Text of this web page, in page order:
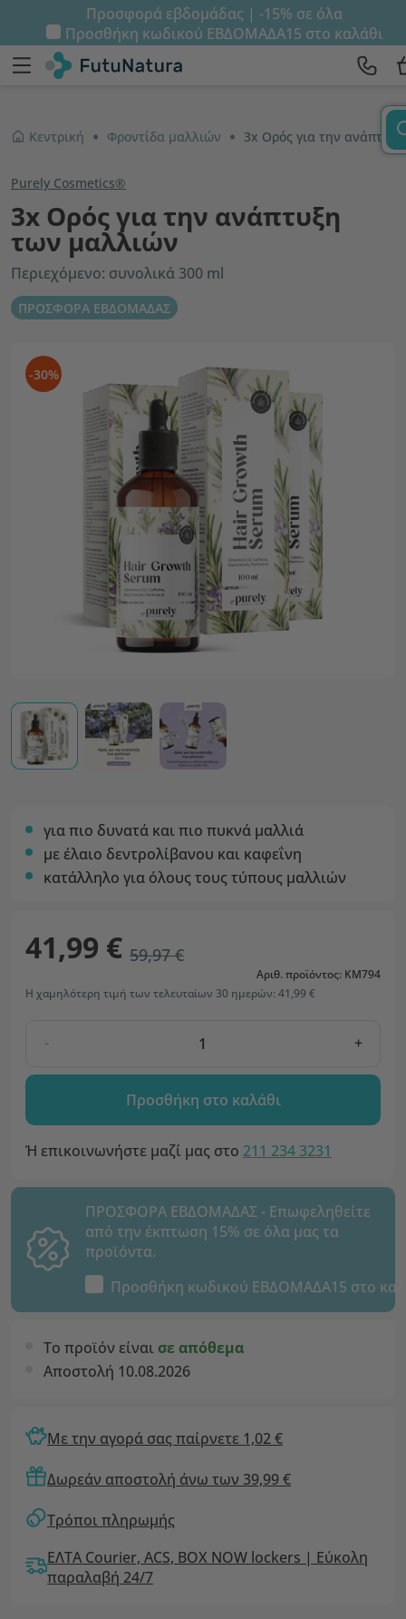
Προσφορά εβδομάδας | -15% σε όλα
Προσθήκη κωδικού ΕΒΔΟΜΑΔΑ15 στο καλάθι
Κεντρική Φροντίδα μαλλιών
Purely Cosmetics®
3x Ορός για την ανάπτυξη
των μαλλιών
Περιεχόμενο: συνολικά 300 ml
ΠΡΟΣΦΟΡΑ ΕΒΔΟΜΑΔΑΣ
-30%
για πιο δυνατά και πιο πυκνά μαλλιά
με έλαιο δεντρολίβανου και καφεΐνη
κατάλληλο για όλους τους τύπους μαλλιών
41,99 € 59,97 €
Αριθ. προϊόντος: KM794
Η χαμηλότερη τιμή των τελευταίων 30 ημερών: 41,99 €
- +
Προσθήκη στο καλάθι
Ή επικοινωνήστε μαζί μας στο 211 234 3231
ΠΡΟΣΦΟΡΑ ΕΒΔΟΜΑΔΑΣ - Επωφεληθείτε
από την έκπτωση 15% σε όλα μας τα
προϊόντα.
Προσθήκη κωδικού ΕΒΔΟΜΑΔΑ15 στο
Το προϊόν είναι σε απόθεμα
Αποστολή 10.08.2026
Με την αγορά σας παίρνετε 1,02 €
Δωρεάν αποστολή άνω των 39,99 €
Τρόποι πληρωμής
ΕΛΤΑ Courier, ACS, BOX NOW lockers | Εύκολη
παραλαβή 24/7